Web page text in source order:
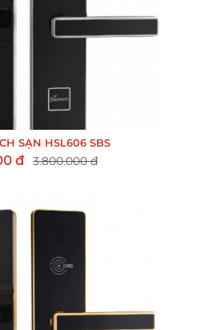
SẠN HSL606 SBS
đ 3.800.000 đ